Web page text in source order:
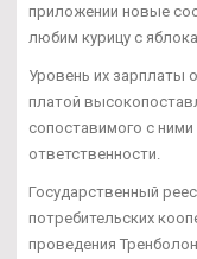
приложении новые
любим курицу с
Уровень их зарплаты
платой
сопоставимого с
ответственности.
Государственный
потребительских
проведения